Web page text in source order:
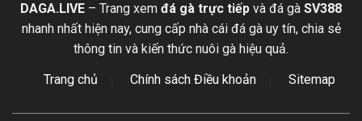
DAGA.LIVE – Trang xem đá gà trực tiếp và đá gà SV388
nhanh nhất hiện nay, cung cấp nhà cái đá gà uy tín, chia sẻ
thông tin và kiến thức nuôi gà hiệu quả.
Trang chủ
Chính sách Điều khoản Sitemap